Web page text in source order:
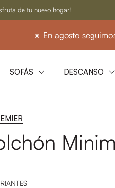
de tu nuevo hogar!
☀️ En agosto seguimos
SOFÁS DESCANSO